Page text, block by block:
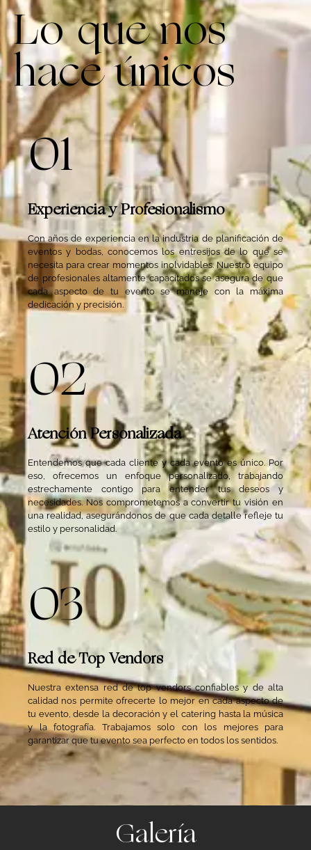
Lo que nos
hace únicos
01
Experiencia y Profesionalismo
Con años de experiencia en la industria de planificación de
eventos y bodas, conocemos los entresijos de lo que se
necesita para crear momentos inolvidables. Nuestro equipo
de profesionales altamente capacitados se asegura de que
cada aspecto de tu evento se maneje con la máxima
dedicación y precisión.
02
Atención Personalizada
Entendemos que cada cliente y cada evento es único. Por
eso, ofrecemos un enfoque personalizado, trabajando
estrechamente contigo para entender tus deseos y
necesidades. Nos comprometemos a convertir tu visión en
una realidad, asegurándonos de que cada detalle refleje tu
estilo y personalidad.
03
Red de Top Vendors
Nuestra extensa red de top vendors confiables y de alta
calidad nos permite ofrecerte lo mejor en cada aspecto de
tu evento, desde la decoración y el catering hasta la música
y la fotografía. Trabajamos solo con los mejores para
garantizar que tu evento sea perfecto en todos los sentidos.
Galería